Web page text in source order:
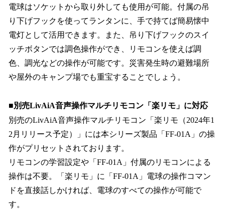
電球はソケットから取り外しても使用が可能。付属の吊
り下げフックを使ってランタンに、手で持てば簡易懐中
電灯として活用できます。また、吊り下げフックのスイ
ッチボタンでは調色操作ができ、リモコンを使えば調
色、調光などの操作が可能です。災害発生時の避難場所
や屋外のキャンプ場でも重宝することでしょう。
■別売LivAiA音声操作マルチリモコン「楽リモ」に対応
別売のLivAiA音声操作マルチリモコン「楽リモ（2024年1
2月リリース予定）」には本シリーズ製品「FF-01A」の操
作がプリセットされております。
リモコンの学習設定や「FF-01A」付属のリモコンによる
操作は不要。「楽リモ」に「FF-01A」電球の操作コマン
ドを直接話しかければ、電球のすべての操作が可能で
す。